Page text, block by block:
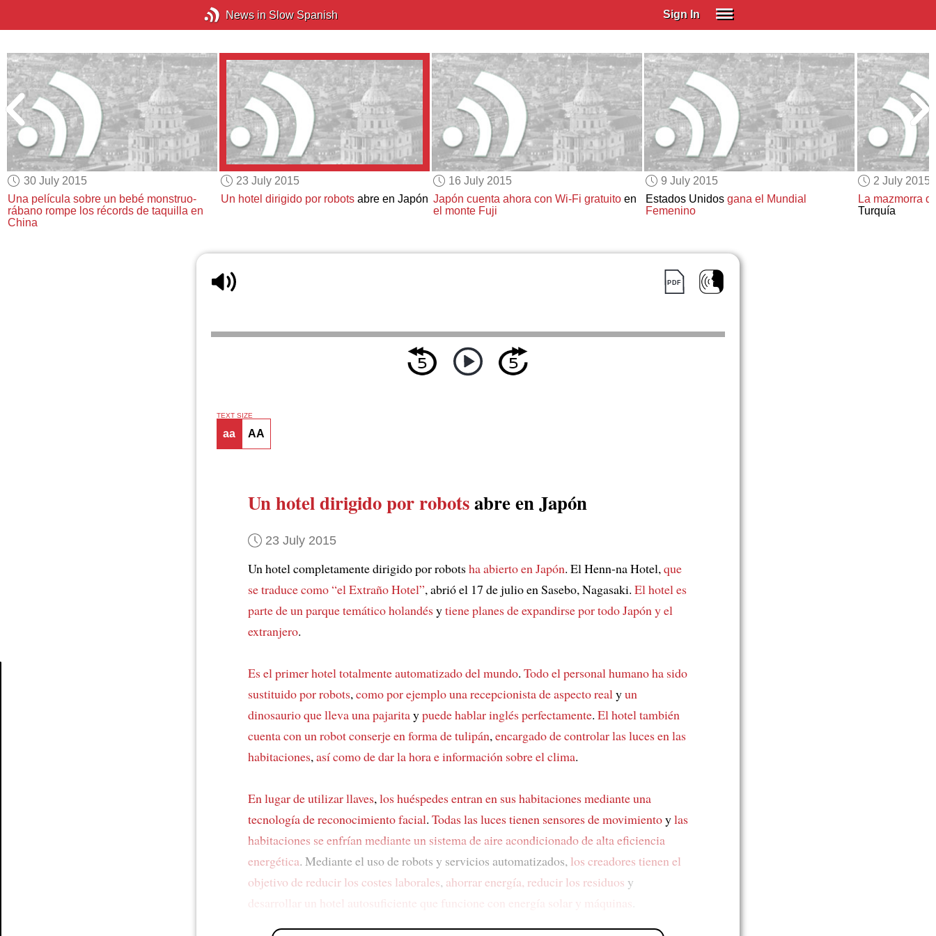
News in Slow Spanish Sign In
Spanish (Spain)
Spanish (Latino)
SUBSCRIBE
EDUCATIONAL LICENSES
GIFT CARDS
OTHER LANGUAGES
30 July 2015
Una película sobre un bebé monstruo-
rábano rompe los récords de taquilla en
China
23 July 2015
Un hotel dirigido por robotsabre en Japón
16 July 2015
Japón cuenta ahora con Wi-Fi gratuitoen
el monte Fuji
9 July 2015
Estados Unidos gana el Mundial
Femenino
2 July 2015
La mazmorra
Turquía
TEXT SIZE
aa AA
Un hotel dirigido por robotsabre en Japón
23 July 2015
Un hotel completamente dirigido por robotsha abierto en Japón. El Henn-na Hotel,que
se traduce como “el Extraño Hotel”, abrió el 17 de julio en Sasebo, Nagasaki. El hotel es
parte de un parque temático holandésytiene planes de expandirse por todo Japón y el
extranjero.
Es el primer hotel totalmente automatizado del mundo. Todo el personal humano ha sido
sustituido por robots,como por ejemplo una recepcionista de aspecto realyun
dinosaurio que lleva una pajaritaypuede hablar inglés perfectamente. El hotel también
cuenta con un robot conserje en forma de tulipán,encargado de controlar las luces en las
habitaciones,así como de dar la hora e información sobre el clima.
En lugar de utilizar llaves,los huéspedes entran en sus habitacionesmediante una
tecnología de reconocimiento facial. Todas las luces tienen sensores de movimientoylas
habitaciones se enfríanmediante un sistema de aire acondicionado de alta eficiencia
energética. Mediante el uso de robots y servicios automatizados, los creadores tienen el
objetivo de reducir los costes laborales, ahorrar energía, reducir los residuos y
desarrollar un hotel autosuficiente que funcione con energía solar y máquinas